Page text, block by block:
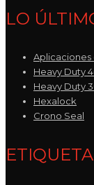
LO
Aplicaciones
Heavy Duty
Heavy Duty
Hexalock
Crono Seal